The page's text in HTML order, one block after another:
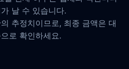
날 수 있습니다.
추정치이므로, 최종 금액은 대
로 확인하세요.